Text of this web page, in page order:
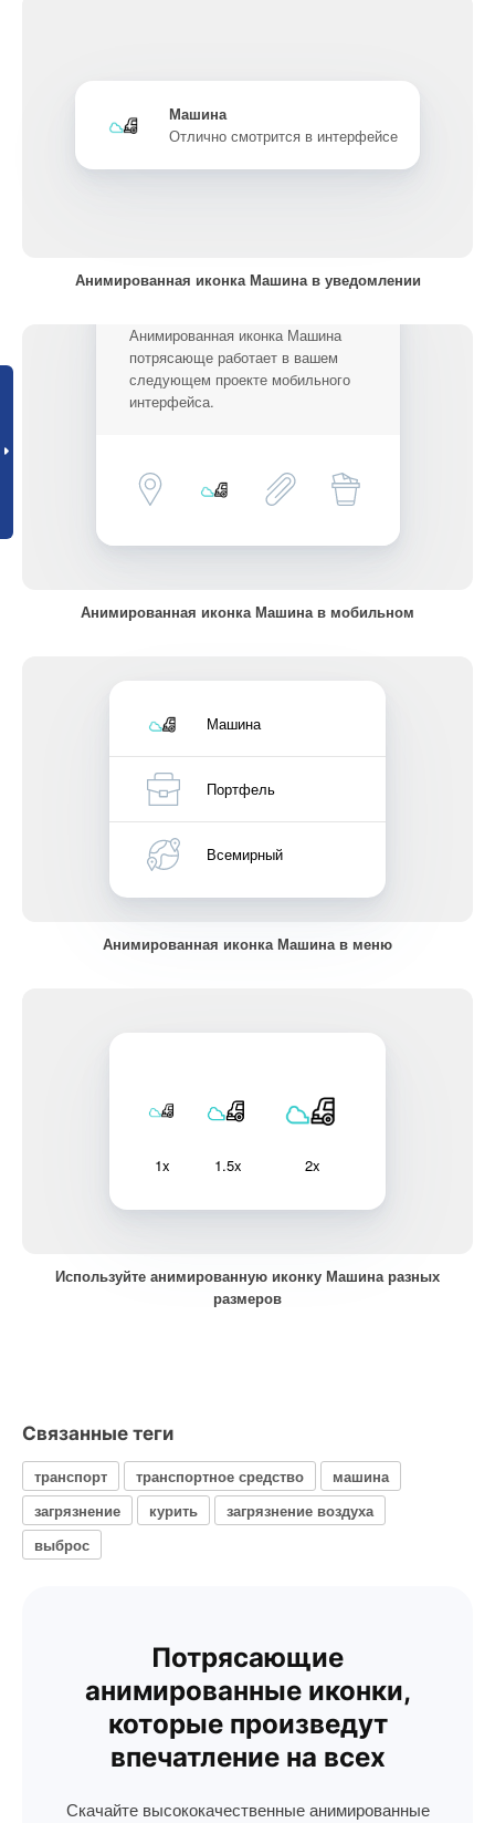
Машина
Отлично смотрится в интерфейсе
Анимированная иконка Машина в уведомлении
Анимированная иконка Машина
потрясающе работает в вашем
следующем проекте мобильного
интерфейса.
Анимированная иконка Машина в мобильном
Машина
Портфель
Всемирный
Анимированная иконка Машина в меню
1x 1.5x 2x
Используйте анимированную иконку Машина разных
размеров
Связанные теги
транспорт транспортное средство
машина
загрязнение
курить
загрязнение воздуха
выброс
Потрясающие
анимированные иконки,
которые произведут
впечатление на всех
Скачайте высококачественные анимированные